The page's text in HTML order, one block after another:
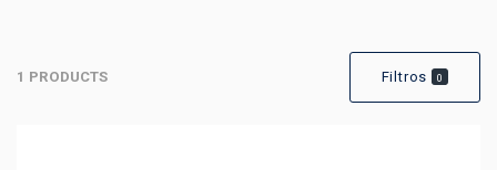
1 PRODUCTS Filtros 0